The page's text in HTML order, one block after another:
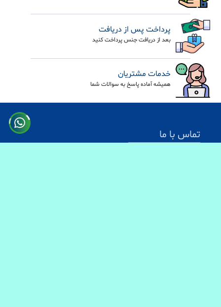
پرداخت پس از دریافت
بعد از دریافت جنس پرداخت کنید
خدمات مشتریان
همیشه آماده پاسخ به سوالات شما
تماس با ما